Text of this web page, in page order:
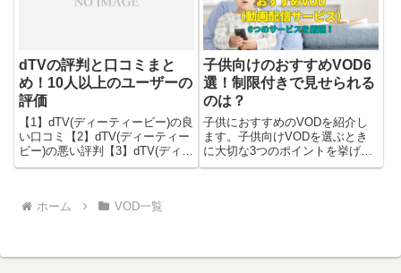
dTVの評判と口コミまと
め！10人以上のユーザーの
評価
【1】dTV(ディーティービー)の良
い口コミ【2】dTV(ディーティー
ビー)の悪い評判【3】dTV(ディー
ティービー)をお勧めする人・し
子供向けのおすすめVOD6
選！制限付きで見せられる
のは？
子供におすすめのVODを紹介し
ます。子供向けVODを選ぶとき
に大切な3つのポイントを挙げ、
その条件に合った6つのサービス
ホーム VOD一覧